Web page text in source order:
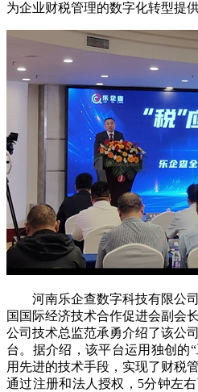
为企业财税管理的数字化转型提
河南乐企查数字科技有限公司
国国际经济技术合作促进会副会
公司技术总监范承勇介绍了该公
台。据介绍，该平台运用独创的
用先进的技术手段，实现了财税
通过注册和法人授权，5分钟左